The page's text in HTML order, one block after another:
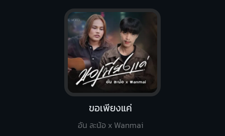
ขอเพียงแค่
อัน ละน้อ x Wanmai